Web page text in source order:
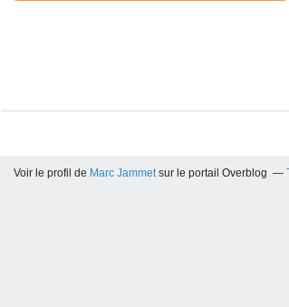
Voir le profil de Marc Jammetsur le portail Overblog